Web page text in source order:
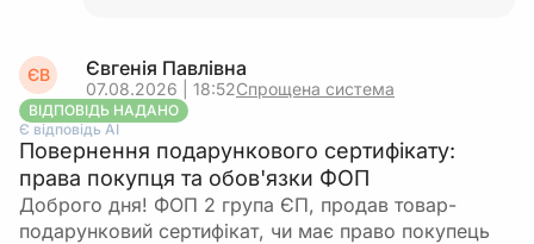
ЄВ Євгенія Павлівна
07.08.2026 | 18:52Спрощена система
ВІДПОВІДЬ НАДАНО
Є відповідь АІ
Повернення подарункового сертифікату:
права покупця та обов'язки ФОП
Доброго дня! ФОП 2 група ЄП, продав товар-
подарунковий сертифікат, чи має право покупець